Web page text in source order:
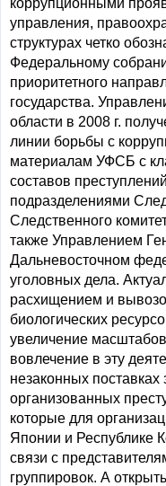
коррупционными
управления,
структурах четко
Федеральному
приоритетного
государства.
области в 2008 г.
линии борьбы с
материалам УФСБ с
составов
подразделениями
Следственного
также Управлением
Дальневосточном
уголовных дела.
расхищением и
биологических
увеличение
вовлечение в эту
незаконных
организованных
которые для
Японии и Республике
связи с
группировок. А